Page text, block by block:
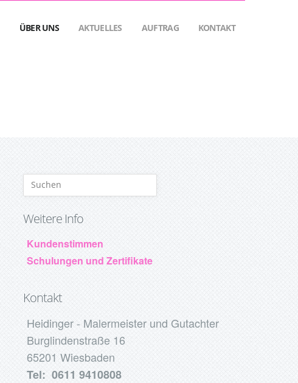
ÜBER UNS AKTUELLES AUFTRAG KONTAKT
Weitere Info
Kundenstimmen
Schulungen und Zertifikate
Kontakt
Heidinger - Malermeister und Gutachter
Burglindenstraße 16
65201 Wiesbaden
Tel: 0611 9410808